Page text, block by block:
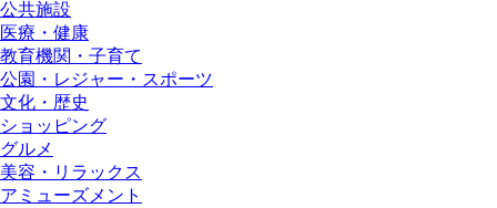
公共施設
医療・健康
教育機関・子育て
公園・レジャー・スポーツ
文化・歴史
ショッピング
グルメ
美容・リラックス
アミューズメント